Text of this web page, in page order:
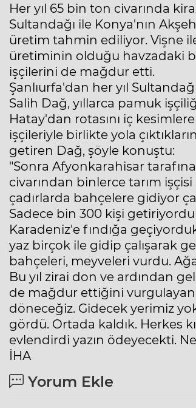
Her yıl 65 bin ton civarında
Sultandağı ile Konya'nın
üretim tahmin ediliyor. Vişne
üretiminin olduğu havzadaki
işçilerini de mağdur etti.
Şanlıurfa'dan her yıl
Salih Dağ, yıllarca pamuk
Hatay'dan rotasını iç
işçileriyle birlikte yola
getiren Dağ, şöyle konuştu:
"Sonra Afyonkarahisar
civarından binlerce tarım
çadırlarda bahçelere gidiyor
Sadece bin 300 kişi
Karadeniz'e fındığa
yaz birçok ile gidip çalışarak
bahçeleri, meyveleri vurdu.
Bu yıl zirai don ve ardından
de mağdur ettiğini vurgulayan
döneceğiz. Gidecek yerimiz
gördü. Ortada kaldık. Herkes
evlendirdi yazın ödeyecekti.
İHA
Yorum Ekle